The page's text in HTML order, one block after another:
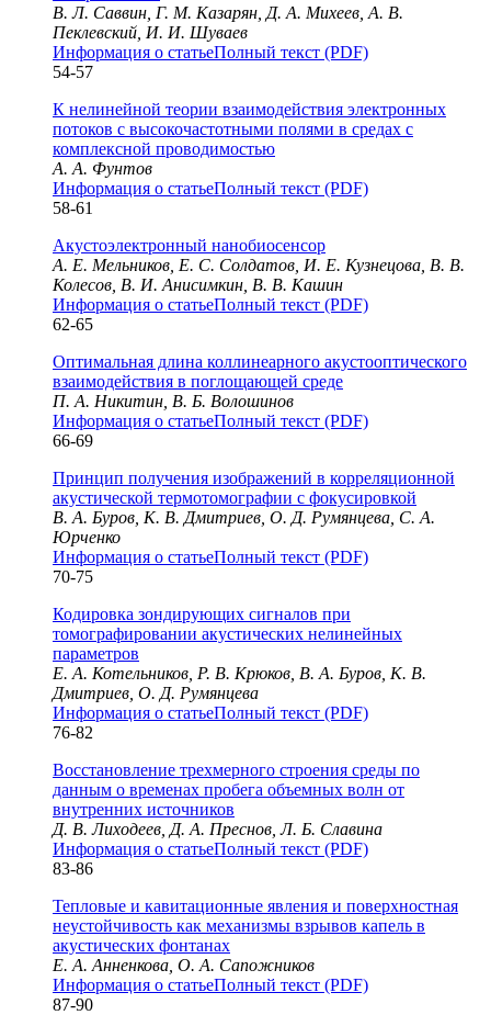
В. Л. Саввин, Г. М. Казарян, Д. А. Михеев, А. В.
Пеклевский, И. И. Шуваев
Информация о статьеПолный текст (PDF)
54-57
К нелинейной теории взаимодействия электронных
потоков с высокочастотными полями в средах с
комплексной проводимостью
А. А. Фунтов
Информация о статьеПолный текст (PDF)
58-61
Акустоэлектронный нанобиосенсор
А. Е. Мельников, Е. С. Солдатов, И. Е. Кузнецова, В. В.
Колесов, В. И. Анисимкин, В. В. Кашин
Информация о статьеПолный текст (PDF)
62-65
Оптимальная длина коллинеарного акустооптического
взаимодействия в поглощающей среде
П. А. Никитин, В. Б. Волошинов
Информация о статьеПолный текст (PDF)
66-69
Принцип получения изображений в корреляционной
акустической термотомографии с фокусировкой
В. А. Буров, К. В. Дмитриев, О. Д. Румянцева, С. А.
Юрченко
Информация о статьеПолный текст (PDF)
70-75
Кодировка зондирующих сигналов при
томографировании акустических нелинейных
параметров
Е. А. Котельников, Р. В. Крюков, В. А. Буров, К. В.
Дмитриев, О. Д. Румянцева
Информация о статьеПолный текст (PDF)
76-82
Восстановление трехмерного строения среды по
данным о временах пробега объемных волн от
внутренних источников
Д. В. Лиходеев, Д. А. Преснов, Л. Б. Славина
Информация о статьеПолный текст (PDF)
83-86
Тепловые и кавитационные явления и поверхностная
неустойчивость как механизмы взрывов капель в
акустических фонтанах
Е. А. Анненкова, О. А. Сапожников
Информация о статьеПолный текст (PDF)
87-90